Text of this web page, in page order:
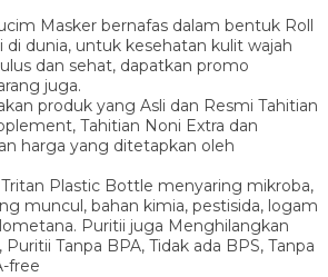
Masker bernafas dalam bentuk Roll
di dunia, untuk kesehatan kulit wajah
dan sehat, dapatkan promo
juga.
produk yang Asli dan Resmi Tahitian
Tahitian Noni Extra dan
harga yang ditetapkan oleh
Plastic Bottle menyaring mikroba,
muncul, bahan kimia, pestisida, logam
Puritii juga Menghilangkan
Tanpa BPA, Tidak ada BPS, Tanpa
free